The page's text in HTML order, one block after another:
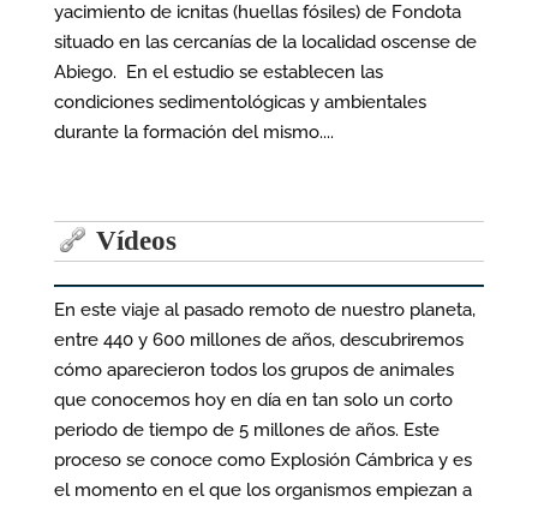
yacimiento de icnitas (huellas fósiles) de Fondota
situado en las cercanías de la localidad oscense de
Abiego. En el estudio se establecen las
condiciones sedimentológicas y ambientales
durante la formación del mismo....
Vídeos
En este viaje al pasado remoto de nuestro planeta,
entre 440 y 600 millones de años, descubriremos
cómo aparecieron todos los grupos de animales
que conocemos hoy en día en tan solo un corto
periodo de tiempo de 5 millones de años. Este
proceso se conoce como Explosión Cámbrica y es
el momento en el que los organismos empiezan a